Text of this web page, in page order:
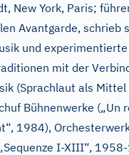
New York, Paris;
Avantgarde, schrieb
und
mit der
(Sprachlaut als
Bühnenwerke („Un
1984),
I-XIII“,